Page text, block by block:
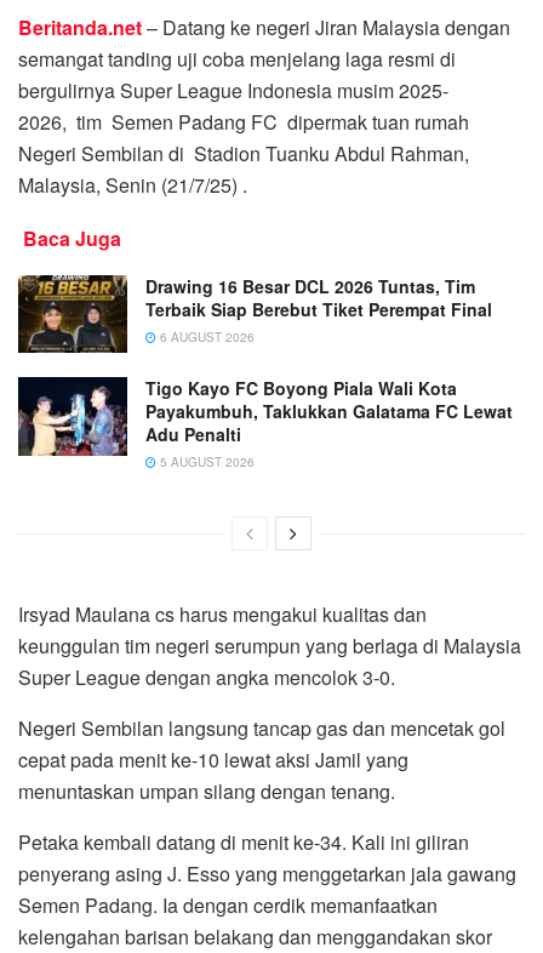
Beritanda.net– Datang ke negeri Jiran Malaysia dengan
semangat tanding uji coba menjelang laga resmi di
bergulirnya Super League Indonesia musim 2025-
2026, tim Semen Padang FC dipermak tuan rumah
Negeri Sembilan di Stadion Tuanku Abdul Rahman,
Malaysia, Senin (21/7/25) .
Baca Juga
Drawing 16 Besar DCL 2026 Tuntas, Tim
Terbaik Siap Berebut Tiket Perempat Final
6 AUGUST 2026
Tigo Kayo FC Boyong Piala Wali Kota
Payakumbuh, Taklukkan Galatama FC Lewat
Adu Penalti
5 AUGUST 2026
Irsyad Maulana cs harus mengakui kualitas dan
keunggulan tim negeri serumpun yang berlaga di Malaysia
Super League dengan angka mencolok 3-0.
Negeri Sembilan langsung tancap gas dan mencetak gol
cepat pada menit ke-10 lewat aksi Jamil yang
menuntaskan umpan silang dengan tenang.
Petaka kembali datang di menit ke-34. Kali ini giliran
penyerang asing J. Esso yang menggetarkan jala gawang
Semen Padang. Ia dengan cerdik memanfaatkan
kelengahan barisan belakang dan menggandakan skor